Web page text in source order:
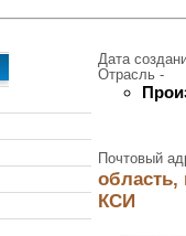
Дата
Отрасль -
Почтовый
область,
КСИ